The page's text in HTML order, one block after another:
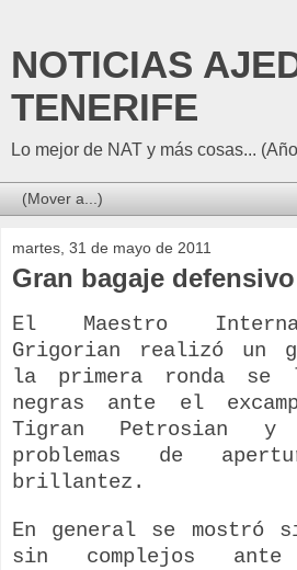
NOTICIAS
TENERIFE
Lo mejor de NAT y más cosas...
martes, 31 de mayo de 2011
Gran bagaje defensivo
El Maestro
Grigorian realizó un
la primera ronda se
negras ante el
Tigran
Petrosian y
problemas de
brillantez.
En general se mostró
sin complejos ante